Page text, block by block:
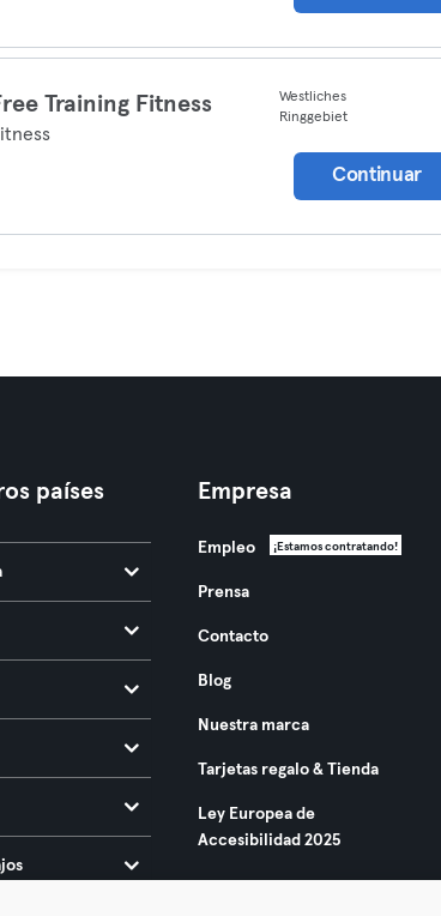
Training Fitness
Westliches
Ringgebiet
Continuar
países Empresa
Empleo ¡Estamos contratando!
Prensa
Contacto
Blog
Nuestra marca
Tarjetas regalo & Tienda
Ley Europea de
Accesibilidad 2025